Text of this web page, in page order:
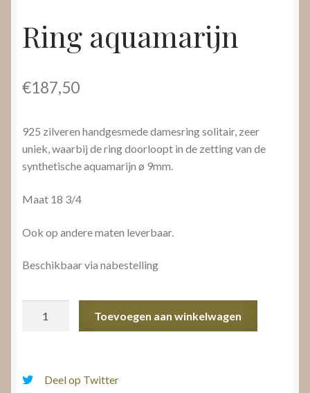
Ring aquamarijn
€187,50
925 zilveren handgesmede damesring solitair, zeer
uniek, waarbij de ring doorloopt in de zetting van de
synthetische aquamarijn ø 9mm.
Maat 18 3/4
Ook op andere maten leverbaar.
Beschikbaar via nabestelling
Toevoegen aan winkelwagen
Deel op Twitter